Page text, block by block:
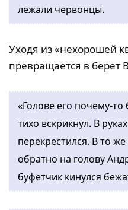
лежали червонцы.
Уходя из «нехорошей
превращается в берет
«Голове его почему-
тихо вскрикнул. В
перекрестился. В то
обратно на голову
буфетчик кинулся